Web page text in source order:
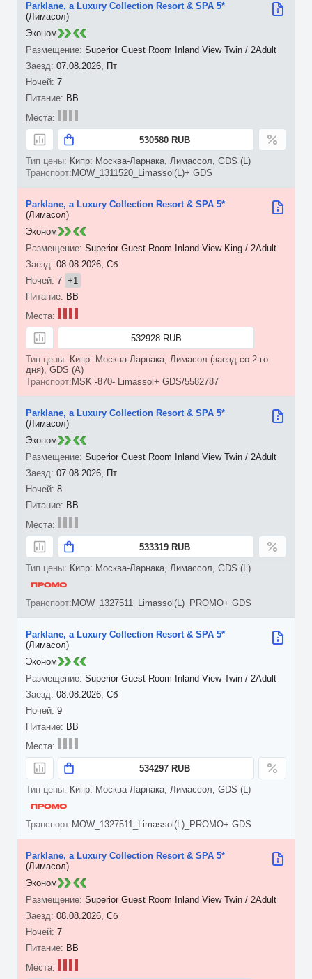
07.08.2026, Пт
7
Parklane, a Luxury Collection Resort & SPA 5*
(Лимасол)
Superior Guest Room Inland View Twin / 2Adult
BB
530580 RUB
Кипр: Москва-Ларнака, Лимассол, GDS (L)
MOW_1311520_Limassol(L)+ GDS
Эконом
08.08.2026, Сб
7 +1
Parklane, a Luxury Collection Resort & SPA 5*
(Лимасол)
Superior Guest Room Inland View King / 2Adult
BB
532928 RUB
Кипр: Москва-Ларнака, Лимасол (заезд со 2-го
дня), GDS (A)
MSK -870- Limassol+ GDS/5582787
Эконом
07.08.2026, Пт
8
Parklane, a Luxury Collection Resort & SPA 5*
(Лимасол)
Superior Guest Room Inland View Twin / 2Adult
BB
533319 RUB
Кипр: Москва-Ларнака, Лимассол, GDS (L)
MOW_1327511_Limassol(L)_PROMO+ GDS
Эконом
08.08.2026, Сб
9
Parklane, a Luxury Collection Resort & SPA 5*
(Лимасол)
Superior Guest Room Inland View Twin / 2Adult
BB
534297 RUB
Кипр: Москва-Ларнака, Лимассол, GDS (L)
MOW_1327511_Limassol(L)_PROMO+ GDS
Эконом
08.08.2026, Сб
7
Parklane, a Luxury Collection Resort & SPA 5*
(Лимасол)
Superior Guest Room Inland View Twin / 2Adult
BB
Эконом